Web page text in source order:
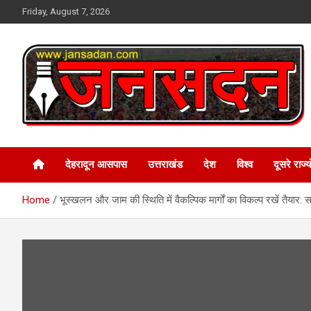
to
Friday, August 7, 2026
Jan Sadan
देहरादून आसपास उत्तराखंड देश विश्व दूसरे
Home भूस्खलन और जाम की स्थिति में वैकल्पिक मार्गों का विकल्प रखें तैयार: